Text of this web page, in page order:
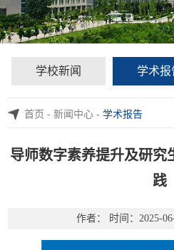
学校新闻 学术报
首页-新闻中心-学术报告
导师数字素养提升及研究
践
作者： 时间：2025-